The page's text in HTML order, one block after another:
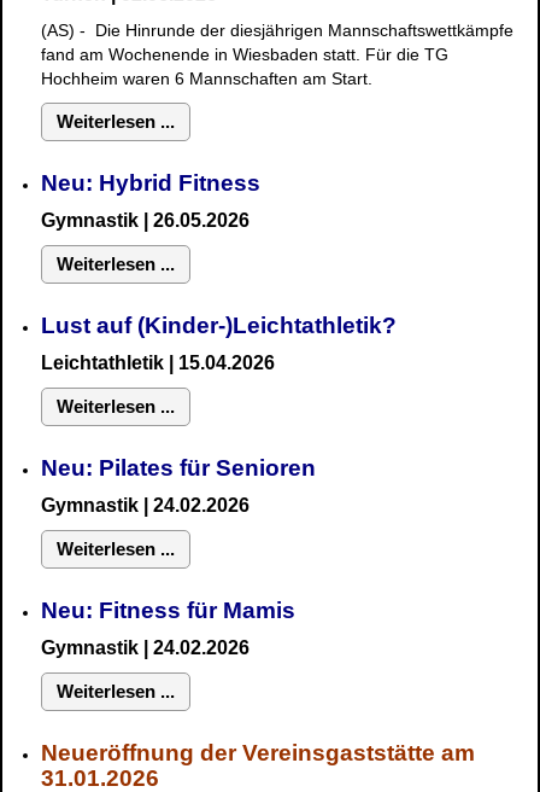
(AS) - Die Hinrunde der diesjährigen Mannschaftswettkämpfe
fand am Wochenende in Wiesbaden statt. Für die TG
Hochheim waren 6 Mannschaften am Start.
Weiterlesen ...
Neu: Hybrid Fitness
Gymnastik | 26.05.2026
Weiterlesen ...
Lust auf (Kinder-)Leichtathletik?
Leichtathletik | 15.04.2026
Weiterlesen ...
Neu: Pilates für Senioren
Gymnastik | 24.02.2026
Weiterlesen ...
Neu: Fitness für Mamis
Gymnastik | 24.02.2026
Weiterlesen ...
Neueröffnung der Vereinsgaststätte am
31.01.2026